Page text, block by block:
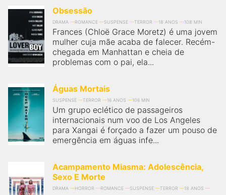
Obsessão
DRAMA ROMANCE SUSPENSE TERROR 18 ANOS 108 MIN
Frances (Chloë Grace Moretz) é uma jovem
mulher cuja mãe acaba de falecer. Recém-
chegada em Manhattan e cheia de
problemas com o pai, ela...
Águas Mortais
SUSPENSE TERROR 16 ANOS 106 MIN
Um grupo eclético de passageiros
internacionais num voo de Los Angeles
para Xangai é forçado a fazer um pouso de
emergência em águas infe...
Acampamento Miasma: Adolescência,
Sexo E Morte
DRAMA HORROR ROMANCE SUSPENSE TERROR
18 ANOS